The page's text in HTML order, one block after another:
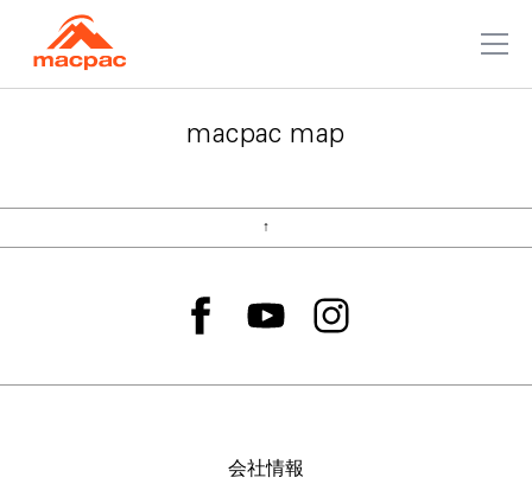
macpac map
↑
会社情報